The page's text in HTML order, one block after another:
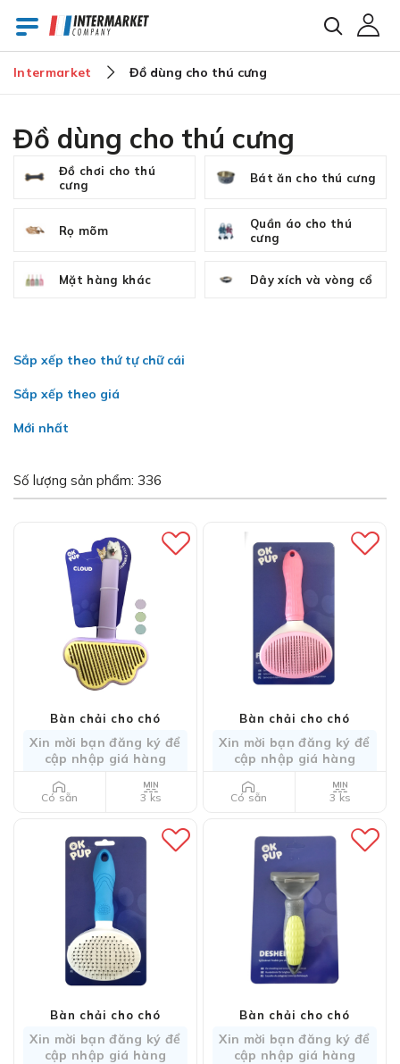
Mật khẩu
Intermarket Đồ dùng cho thú cưng
Đồ dùng cho thú cưng
Đồ chơi cho thú
cưng
Bát ăn cho thú cưng
Rọ mõm
Quần áo cho thú
cưng
Mặt hàng khác Dây xích và vòng cổ
Sắp xếp theo thứ tự chữ cái
Sắp xếp theo giá
Mới nhất
Số lượng sản phẩm: 336
Bàn chải cho chó
Xin mời bạn đăng ký để
cập nhập giá hàng
Có sẵn 3 ks
Bàn chải cho chó
Xin mời bạn đăng ký để
cập nhập giá hàng
Có sẵn 3 ks
Bàn chải cho chó
Xin mời bạn đăng ký để
cập nhập giá hàng
Bàn chải cho chó
Xin mời bạn đăng ký để
cập nhập giá hàng